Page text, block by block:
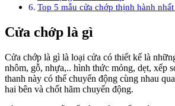
Top 5 mẫu cửa chớp thịnh hành
Cửa chớp là gì
Cửa chớp là gì là loại cửa có thiết kế là
nhôm, gỗ, nhựa,.. hình thức mỏng, dẹt, xếp
thanh này có thể chuyển động cùng nhau
hai bên và chốt hãm chuyển động.